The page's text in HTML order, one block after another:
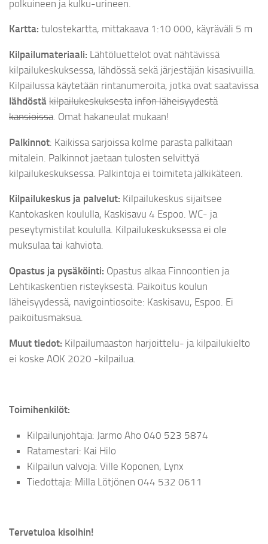
polkuineen ja kulku-urineen.
Kartta: tulostekartta, mittakaava 1:10 000, käyräväli 5 m
Kilpailumateriaali: Lähtöluettelot ovat nähtävissä
kilpailukeskuksessa, lähdössä sekä järjestäjän kisasivuilla.
Kilpailussa käytetään rintanumeroita, jotka ovat saatavissa
lähdöstä kilpailukeskuksesta infon läheisyydestä
kansioissa . Omat hakaneulat mukaan!
Palkinnot: Kaikissa sarjoissa kolme parasta palkitaan
mitalein. Palkinnot jaetaan tulosten selvittyä
kilpailukeskuksessa. Palkintoja ei toimiteta jälkikäteen.
Kilpailukeskus ja palvelut: Kilpailukeskus sijaitsee
Kantokasken koululla, Kaskisavu 4 Espoo. WC- ja
peseytymistilat koululla. Kilpailukeskuksessa ei ole
muksulaa tai kahviota.
Opastus ja pysäköinti: Opastus alkaa Finnoontien ja
Lehtikaskentien risteyksestä. Paikoitus koulun
läheisyydessä, navigointiosoite: Kaskisavu, Espoo. Ei
paikoitusmaksua.
Muut tiedot: Kilpailumaaston harjoittelu- ja kilpailukielto
ei koske AOK 2020 -kilpailua.
Toimihenkilöt:
Kilpailunjohtaja: Jarmo Aho 040 523 5874
Ratamestari: Kai Hilo
Kilpailun valvoja: Ville Koponen, Lynx
Tiedottaja: Milla Lötjönen 044 532 0611
Tervetuloa kisoihin!